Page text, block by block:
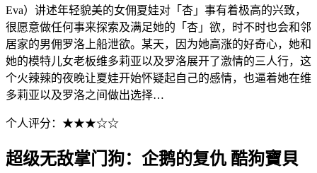
Eva）讲述年轻貌美的女佣夏娃对「杏」事有着极高的兴致，
很愿意做任何事来探索及满足她的「杏」欲，时不时也会和邻
居家的男佣罗洛上船泄欲。某天，因为她高涨的好奇心，她和
她的模特儿女老板维多莉亚以及罗洛展开了激情的三人行，这
个火辣辣的夜晚让夏娃开始怀疑起自己的感情，也逼着她在维
多莉亚以及罗洛之间做出选择…
个人评分：★★★☆☆
超级无敌掌门狗：企鹅的复仇 酷狗寶貝